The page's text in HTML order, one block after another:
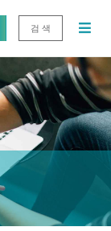
검 색